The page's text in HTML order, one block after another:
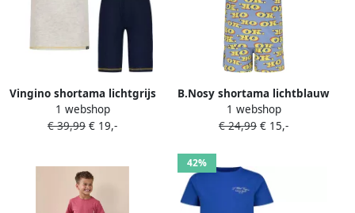
Vingino shortama lichtgrijs
melange donkerblauw
1 webshop
€ 39,99 € 19,-
B.Nosy shortama lichtblauw
geel
1 webshop
€ 24,99 € 15,-
42%